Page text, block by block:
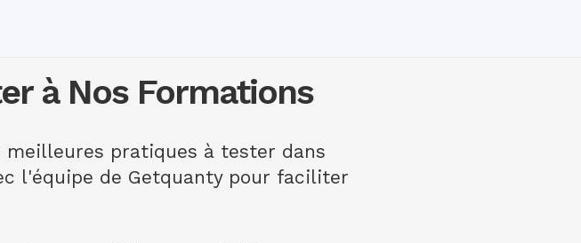
à Nos Formations
meilleures pratiques à tester dans
l'équipe de Getquanty pour faciliter